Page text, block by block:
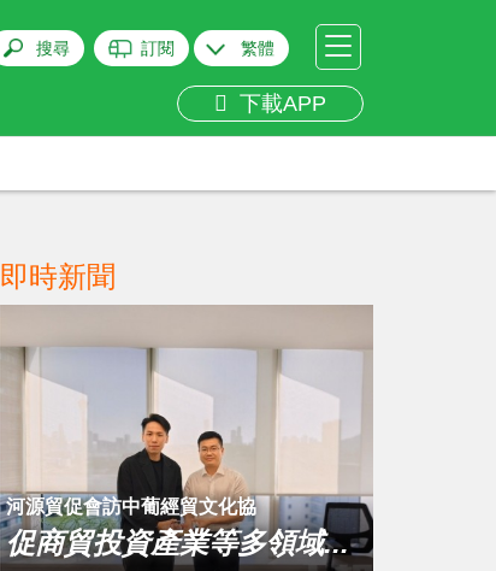
搜尋 訂閱 繁體
下載APP
即時新聞
​河源貿促會訪中葡經貿文化協
促商貿投資產業等多領域...